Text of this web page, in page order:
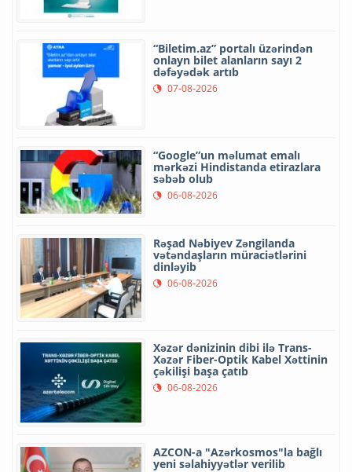
“Biletim.az” portalı üzərindən
onlayn bilet alanların sayı 2
dəfəyədək artıb
07-08-2026
“Google”un məlumat emalı
mərkəzi Hindistanda etirazlara
səbəb olub
06-08-2026
Rəşad Nəbiyev Zəngilanda
vətəndaşların müraciətlərini
dinləyib
06-08-2026
Xəzər dənizinin dibi ilə Trans-
Xəzər Fiber-Optik Kabel Xəttinin
çəkilişi başa çatıb
06-08-2026
AZCON-a "Azərkosmos"la bağlı
yeni səlahiyyətlər verilib